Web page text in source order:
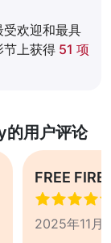
欢迎和最具
节上获得 51 项
用户评论
FREE
2025年11月